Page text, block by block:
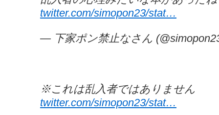
twitter.com/simopon23/stat…
— 下家ポン禁止なさん
※これは乱入者ではありません
twitter.com/simopon23/stat…